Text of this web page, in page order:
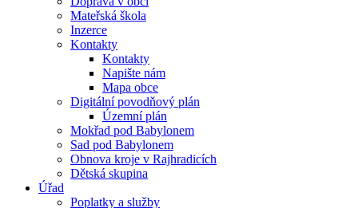
Mateřská škola
Inzerce
Kontakty
Kontakty
Napište nám
Mapa obce
Digitální povodňový plán
Územní plán
Mokřad pod Babylonem
Sad pod Babylonem
Obnova kroje v Rajhradicích
Dětská skupina
Úřad
Poplatky a služby